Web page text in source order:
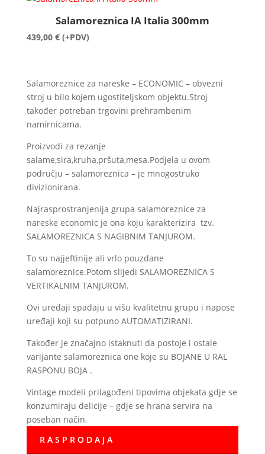
Salamoreznica IA Italia 300mm
439,00 € (+PDV)
Salamoreznice za nareske – ECONOMIC – obvezni
stroj u bilo kojem ugostiteljskom objektu.Stroj
također potreban trgovini prehrambenim
namirnicama.
Proizvodi za rezanje
salame,sira,kruha,pršuta,mesa.Podjela u ovom
području – salamoreznica – je mnogostruko
divizionirana.
Najrasprostranjenija grupa salamoreznice za
nareske economic je ona koju karakterizira tzv.
SALAMOREZNICA S NAGIBNIM TANJUROM.
To su najjeftinije ali vrlo pouzdane
salamoreznice.Potom slijedi SALAMOREZNICA S
VERTIKALNIM TANJUROM.
Ovi uređaji spadaju u višu kvalitetnu grupu i napose
uređaji koji su potpuno AUTOMATIZIRANI.
Također je značajno istaknuti da postoje i ostale
varijante salamoreznica one koje su BOJANE U RAL
RASPONU BOJA .
Vintage modeli prilagođeni tipovima objekata gdje se
konzumiraju delicije – gdje se hrana servira na
poseban način.
R A S P R O D A J A